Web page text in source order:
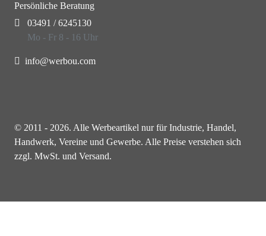
Persönliche Beratung
03491 / 6245130
Mo - Fr 8 - 16 Uhr
info@werbou.com
© 2011 - 2026. Alle Werbeartikel nur für Industrie, Handel,
Handwerk, Vereine und Gewerbe. Alle Preise verstehen sich
zzgl. MwSt. und Versand.